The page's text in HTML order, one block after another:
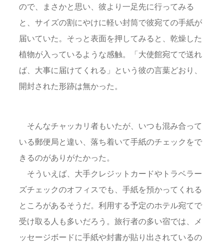
ので、まさかと思い、彼より一足先に行ってみる
と、サイズの割にやけに軽い封筒で彼宛ての手紙が
届いていた。そっと表面を押してみると、乾燥した
植物が入っているような感触。「大使館宛てで送れ
ば、大事に届けてくれる」という彼の言葉どおり、
開封された形跡は無かった。
そんなチャッカリ者もいたが、いつも混み合って
いる郵便局と違い、落ち着いて手紙のチェックをで
きるのがありがたかった。
そういえば、大手クレジットカードやトラベラー
ズチェックのオフィスでも、手紙を預かってくれる
ところがあるそうだ。利用する予定のホテル宛てで
受け取る人も多いだろう。旅行者の多い宿では、メ
ッセージボードに手紙や封書が貼り出されているの